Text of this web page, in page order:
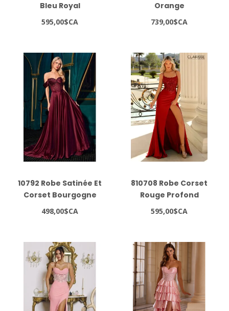
Bleu Royal
595,00$CA
Orange
739,00$CA
10792 Robe Satinée Et
Corset Bourgogne
498,00$CA
810708 Robe Corset
Rouge Profond
595,00$CA